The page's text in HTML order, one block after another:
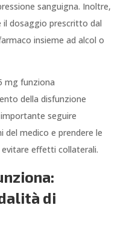
sanguigna. Inoltre,
dosaggio prescritto dal
insieme ad alcol o
mg funziona
della disfunzione
seguire
medico e prendere le
evitare effetti collaterali.
di